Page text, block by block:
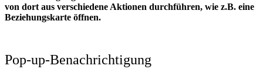
von dort aus verschiedene Aktionen durchführen, wie z.B. eine
Beziehungskarte öffnen.
Pop-up-Benachrichtigung